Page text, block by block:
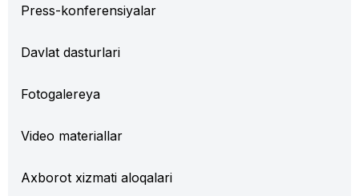
Press-konferensiyalar
Davlat dasturlari
Fotogalereya
Video materiallar
Axborot xizmati aloqalari